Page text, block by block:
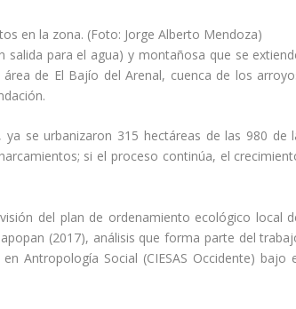
en la zona. (Foto: Jorge Alberto Mendoza)
salida para el agua) y montañosa que se
de El Bajío del Arenal, cuenca de los
se urbanizaron 315 hectáreas de las 980 de
si el proceso continúa, el
del plan de ordenamiento ecológico local
(2017), análisis que forma parte del
Antropología Social (CIESAS Occidente) bajo